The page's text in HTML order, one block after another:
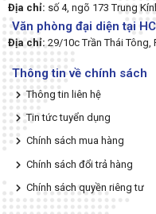
Địa chỉ: số 4, ngõ 173 Trung
Văn phòng đại diện tại
Địa chỉ: 29/10c Trần Thái Tông,
Thông tin về chính sách
Thông tin liên hệ
Tin tức tuyển dụng
Chính sách mua hàng
Chính sách đổi trả hàng
Chính sách quyền riêng tư